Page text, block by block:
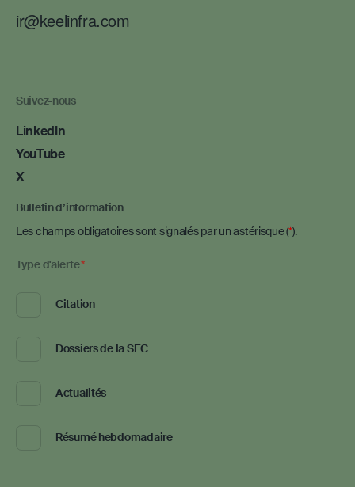
ir@keelinfra.com
Suivez-nous
LinkedIn
YouTube
X
Bulletin d’information
Les champs obligatoires sont signalés par un astérisque ( ).
Type d'alerte*Required
Citation
Dossiers de la SEC
Actualités
Résumé hebdomadaire